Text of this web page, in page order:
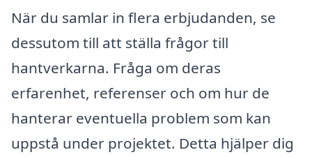
När du samlar in flera erbjudanden, se
dessutom till att ställa frågor till
hantverkarna. Fråga om deras
erfarenhet, referenser och om hur de
hanterar eventuella problem som kan
uppstå under projektet. Detta hjälper dig